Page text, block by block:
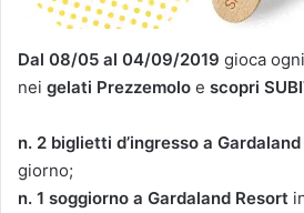
Dal 08/05 al 04/09/2019 gioca
nei gelati Prezzemolo e scopri
n. 2 biglietti d’ingresso a
giorno;
n. 1 soggiorno a Gardaland Resort